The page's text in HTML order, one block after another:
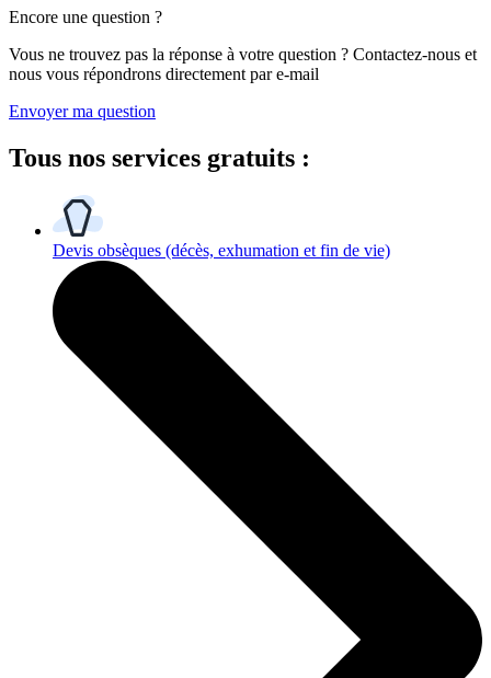
Encore une question ?
Vous ne trouvez pas la réponse à votre question ? Contactez-nous et
nous vous répondrons directement par e-mail
Envoyer ma question
Tous nos services gratuits :
Devis obsèques (décès, exhumation et fin de vie)